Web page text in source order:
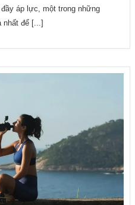
áp lực, một trong những
nhất để [...]